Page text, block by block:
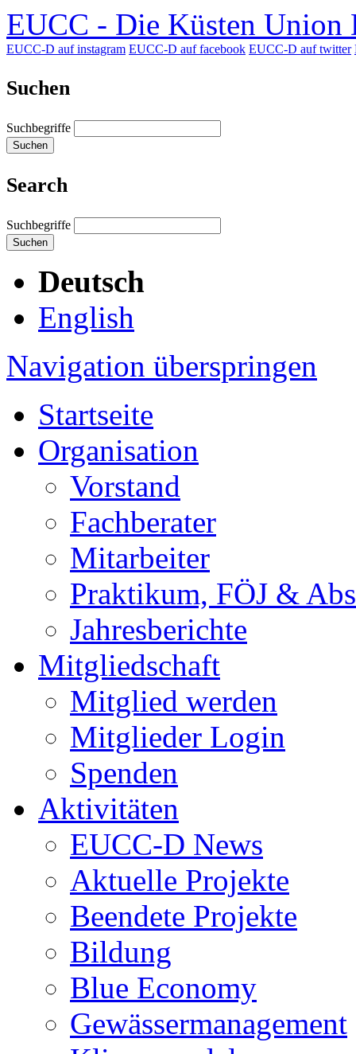
EUCC - Die Küsten Union
EUCC-D auf instagram EUCC-D auf facebook EUCC-D auf twitter
Suchen
Suchbegriffe
Suchen
Search
Suchbegriffe
Suchen
Deutsch
English
Navigation überspringen
Startseite
Organisation
Vorstand
Fachberater
Mitarbeiter
Praktikum, FÖJ &
Jahresberichte
Mitgliedschaft
Mitglied werden
Mitglieder Login
Spenden
Aktivitäten
EUCC-D News
Aktuelle Projekte
Beendete Projekte
Bildung
Blue Economy
Gewässermanagement